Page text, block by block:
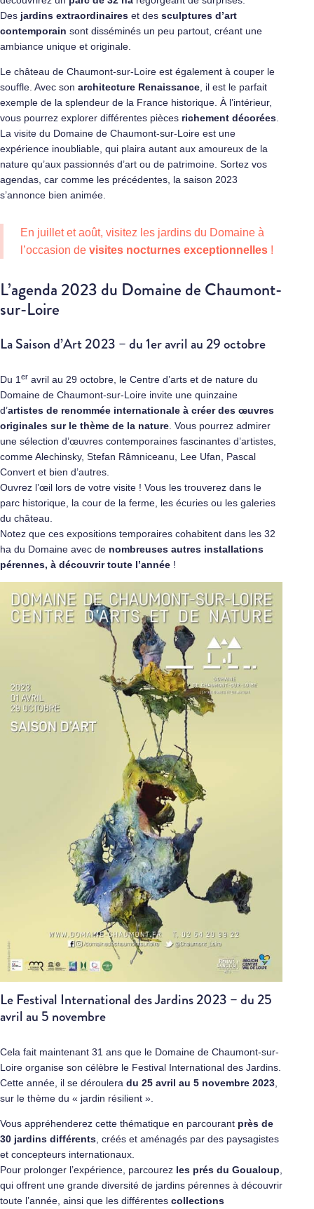
Des jardins extraordinaires et des sculptures d’art
contemporain sont disséminés un peu partout, créant une
ambiance unique et originale.
Le château de Chaumont-sur-Loire est également à couper le
souffle. Avec son architecture Renaissance , il est le parfait
exemple de la splendeur de la France historique. À l’intérieur,
vous pourrez explorer différentes pièces richement décorées
La visite du Domaine de Chaumont-sur-Loire est une
expérience inoubliable, qui plaira autant aux amoureux de la
nature qu’aux passionnés d’art ou de patrimoine. Sortez vos
agendas, car comme les précédentes, la saison 2023
s’annonce bien animée.
En juillet et août, visitez les jardins du Domaine à
l’occasion de visites nocturnes exceptionnelles !
L’agenda 2023 du Domaine de Chaumont-
sur-Loire
La Saison d’Art 2023 – du 1er avril au 29 octobre
Du 1 er avril au 29 octobre, le Centre d’arts et de nature du
Domaine de Chaumont-sur-Loire invite une quinzaine
d’artistes de renommée internationale à créer des œuvres
originales sur le thème de la nature . Vous pourrez admirer
une sélection d’œuvres contemporaines fascinantes d’artistes,
comme Alechinsky, Stefan Râmniceanu, Lee Ufan, Pascal
Convert et bien d’autres.
Ouvrez l’œil lors de votre visite ! Vous les trouverez dans le
parc historique, la cour de la ferme, les écuries ou les galeries
du château.
Notez que ces expositions temporaires cohabitent dans les 32
ha du Domaine avec de nombreuses autres installations
pérennes, à découvrir toute l’année !
Le Festival International des Jardins 2023 – du 25
avril au 5 novembre
Cela fait maintenant 31 ans que le Domaine de Chaumont-sur-
Loire organise son célèbre le Festival International des Jardins.
Cette année, il se déroulera du 25 avril au 5 novembre 2023
sur le thème du « jardin résilient ».
Vous appréhenderez cette thématique en parcourant près de
30 jardins différents , créés et aménagés par des paysagistes
et concepteurs internationaux.
Pour prolonger l’expérience, parcourez les prés du Goualoup
qui offrent une grande diversité de jardins pérennes à découvrir
toute l’année, ainsi que les différentes collections